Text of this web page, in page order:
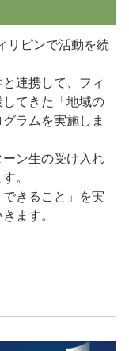
リピンで活動を続
連携して、フィ
てきた「地域の
ラムを実施しま
ン生の受け入れ
。
きること」を実
ます。